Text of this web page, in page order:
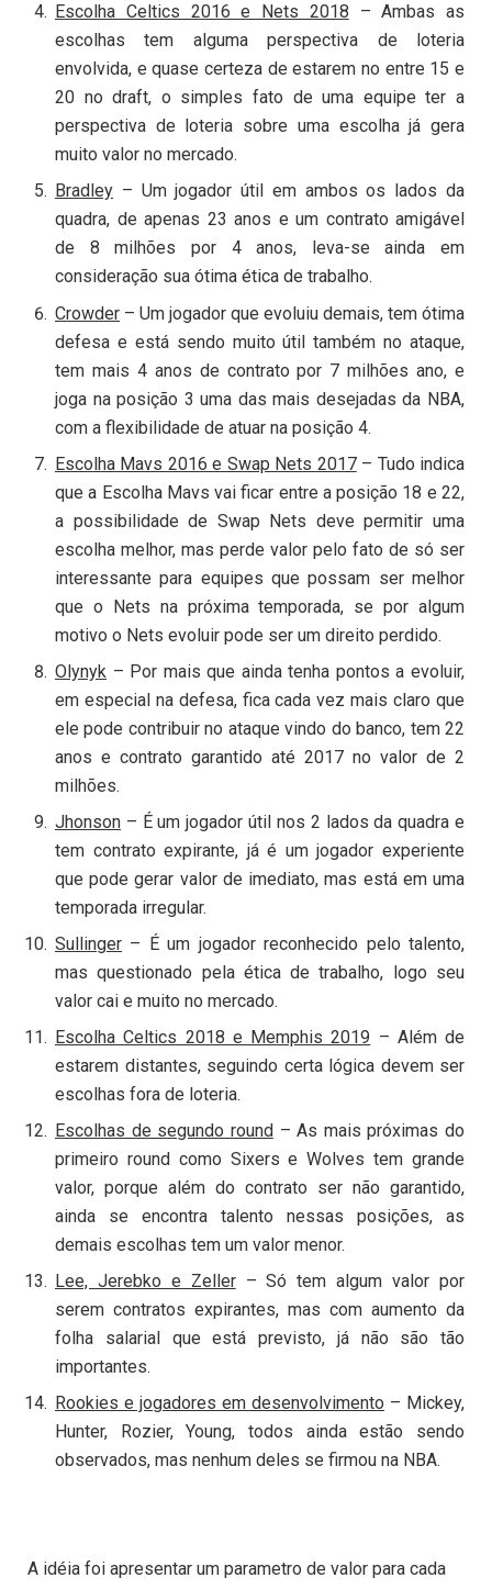
Escolha Celtics 2016 e Nets 2018 – Ambas as
escolhas tem alguma perspectiva de loteria
envolvida, e quase certeza de estarem no entre 15 e
20 no draft, o simples fato de uma equipe ter a
perspectiva de loteria sobre uma escolha já gera
muito valor no mercado.
Bradley – Um jogador útil em ambos os lados da
quadra, de apenas 23 anos e um contrato amigável
de 8 milhões por 4 anos, leva-se ainda em
consideração sua ótima ética de trabalho.
Crowder – Um jogador que evoluiu demais, tem ótima
defesa e está sendo muito útil também no ataque,
tem mais 4 anos de contrato por 7 milhões ano, e
joga na posição 3 uma das mais desejadas da NBA,
com a flexibilidade de atuar na posição 4.
Escolha Mavs 2016 e Swap Nets 2017– Tudo indica
que a Escolha Mavs vai ficar entre a posição 18 e 22,
a possibilidade de Swap Nets deve permitir uma
escolha melhor, mas perde valor pelo fato de só ser
interessante para equipes que possam ser melhor
que o Nets na próxima temporada, se por algum
motivo o Nets evoluir pode ser um direito perdido.
Olynyk – Por mais que ainda tenha pontos a evoluir,
em especial na defesa, fica cada vez mais claro que
ele pode contribuir no ataque vindo do banco, tem 22
anos e contrato garantido até 2017 no valor de 2
milhões.
Jhonson – É um jogador útil nos 2 lados da quadra e
tem contrato expirante, já é um jogador experiente
que pode gerar valor de imediato, mas está em uma
temporada irregular.
Sullinger – É um jogador reconhecido pelo talento,
mas questionado pela ética de trabalho, logo seu
valor cai e muito no mercado.
Escolha Celtics 2018 e Memphis 2019 – Além de
estarem distantes, seguindo certa lógica devem ser
escolhas fora de loteria.
Escolhas de segundo round– As mais próximas do
primeiro round como Sixers e Wolves tem grande
valor, porque além do contrato ser não garantido,
ainda se encontra talento nessas posições, as
demais escolhas tem um valor menor.
Lee, Jerebko e Zeller– Só tem algum valor por
serem contratos expirantes, mas com aumento da
folha salarial que está previsto, já não são tão
importantes.
Rookies e jogadores em desenvolvimento – Mickey,
Hunter, Rozier, Young, todos ainda estão sendo
observados, mas nenhum deles se firmou na NBA.
A idéia foi apresentar um parametro de valor para cada